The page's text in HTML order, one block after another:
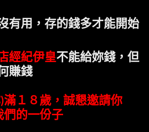
有用，存的錢多才能開始
經紀伊皇不能給妳錢，但
賺錢
)滿１８歲，誠懇邀請你
們的一份子